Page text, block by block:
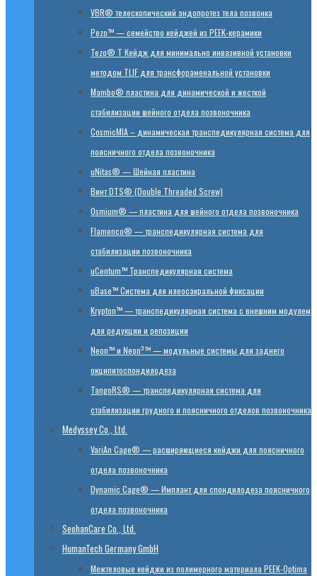
VBR® телескопический эндопротез тела позвонка
Pezo™ — семейство кейджей из PEEK-керамики
Tezo® T Кейдж для минимально инвазивной установки
методом TLIF для трансфораменальной установки
Mambo® пластина для динамической и жесткой
стабилизации шейного отдела позвоночника
CosmicMIA – динамическая транспедикулярная система для
поясничного отдела позвоночника
uNitas® — Шейная пластина
Винт DTS® (Double Threaded Screw)
Osmium® — пластина для шейного отдела позвоночника
Flamenco® — транспедикулярная система для
стабилизации позвоночника
uCentum™ Транспедикулярная система
uBase™ Cистема для илеосакральной фиксации
Krypton™ — транспедикулярная система с внешним модулем
для редукции и репозиции
Neon™ и Neon³™ — модульные системы для заднего
окципитоспондилодеза
TangoRS® — транспедикулярная система для
стабилизации грудного и поясничного отделов позвоночника
Medyssey Co., Ltd.
VariAn Cage® — расширяющиеся кейджи для поясничного
отдела позвоночника
Dynamic Cage® — Имплант для спондилодеза поясничного
отдела позвоночника
SeohanCare Co., Ltd.
HumanTech Germany GmbH
Mежтеловые кейджи из полимерного материала PEEK-Optima